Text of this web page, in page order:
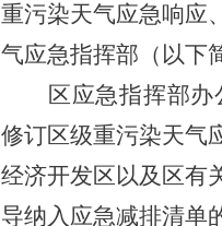
重污染天气应急响应
气应急指挥部 （以下
区应急指挥部
修订区级重污染天气
经济开发区以及区有
导纳入应急减排清单